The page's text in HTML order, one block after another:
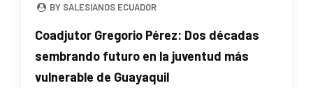
BY SALESIANOS ECUADOR
Coadjutor Gregorio Pérez: Dos décadas
sembrando futuro en la juventud más
vulnerable de Guayaquil